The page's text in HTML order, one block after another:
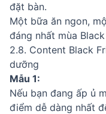
đặt bàn.
Một bữa ăn ngon,
đáng nhất mùa
2.8. Content Black
dưỡng
Mẫu 1:
Nếu bạn đang ấp ủ
điểm dễ dàng nhất